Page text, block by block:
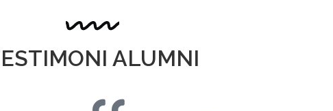
ALUMNI